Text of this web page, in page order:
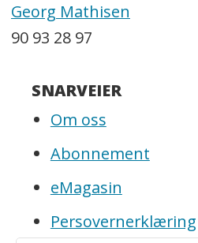
Georg Mathisen
90 93 28 97
SNARVEIER
Om oss
Abonnement
eMagasin
Persovernerklæring